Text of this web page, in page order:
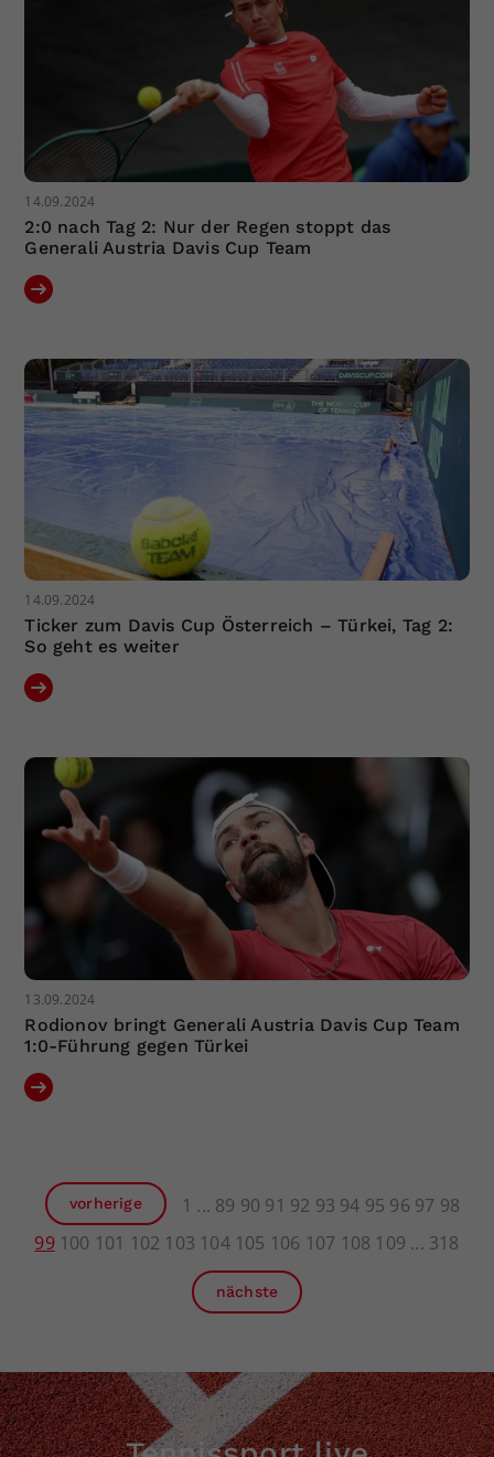
14.09.2024
2:0 nach Tag 2: Nur der Regen stoppt das
Generali Austria Davis Cup Team
14.09.2024
Ticker zum Davis Cup Österreich – Türkei, Tag 2:
So geht es weiter
13.09.2024
Rodionov bringt Generali Austria Davis Cup Team
1:0-Führung gegen Türkei
vorherige 1 89 90 91 92 93 94 95 96 97 98
99 100 101 102 103 104 105 106 107 108 109 318
nächste